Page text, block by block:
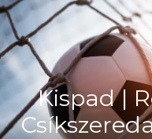
Kispad |